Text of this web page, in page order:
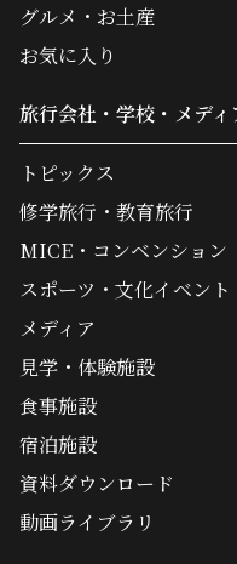
グルメ・お土産
お気に入り
旅行会社・学校・メデ
トピックス
修学旅行・教育旅行
MICE・コンベンション
スポーツ・文化イベント
メディア
見学・体験施設
食事施設
宿泊施設
資料ダウンロード
動画ライブラリ